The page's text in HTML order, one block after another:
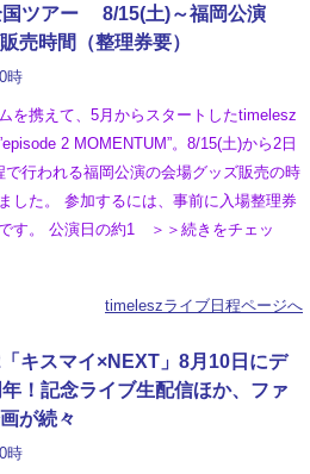
国ツアー 8/15(土)～福岡公演
売時間（整理券要）
時
を携えて、5月からスタートしたtimelesz
2 MOMENTUM”。8/15(土)から2日
で行われる福岡公演の会場グッズ販売の時
した。 参加するには、事前に入場整理券
す。 公演日の約1 ＞＞続きをチェッ
timeleszライブ日程ページへ
キスマイ×NEXT」8月10日にデ
！記念ライブ生配信ほか、ファ
が続々
時